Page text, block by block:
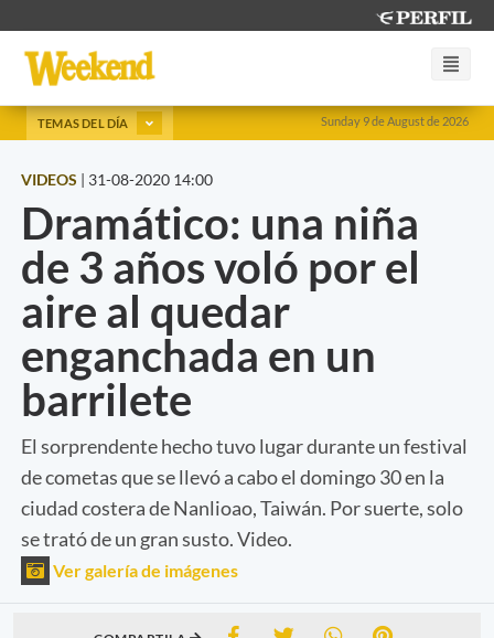
Sunday 9 de August de 2026
TEMAS DEL DÍA
VIDEOS | 31-08-2020 14:00
Dramático: una niña
de 3 años voló por el
aire al quedar
enganchada en un
barrilete
El sorprendente hecho tuvo lugar durante un festival
de cometas que se llevó a cabo el domingo 30 en la
ciudad costera de Nanlioao, Taiwán. Por suerte, solo
se trató de un gran susto. Video.
Ver galería de imágenes